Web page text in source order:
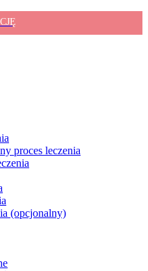
proces leczenia
(opcjonalny)